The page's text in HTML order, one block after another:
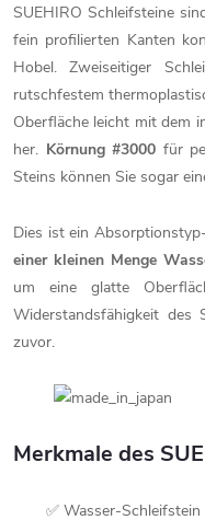
SUEHIRO Schleifsteine
fein profilierten Kanten
Hobel. Zweiseitiger
rutschfestem
Oberfläche leicht mit dem
her. Körnung #3000 für
Steins können Sie sogar
Dies ist ein
einer kleinen Menge
um eine glatte
Widerstandsfähigkeit des
zuvor.
Merkmale des
✅ Wasser-Schleifstein